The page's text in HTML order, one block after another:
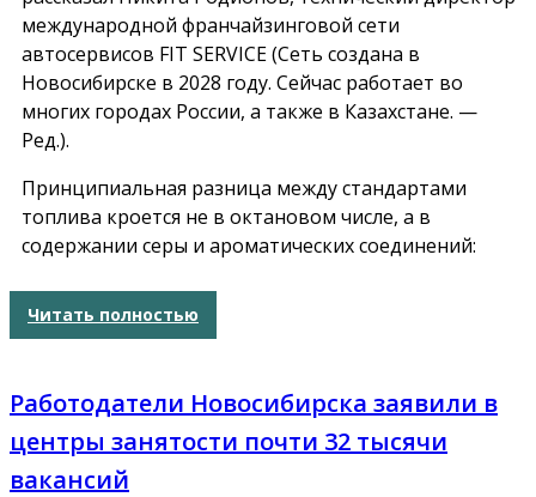
международной франчайзинговой сети
автосервисов FIT SERVICE (Сеть создана в
Новосибирске в 2028 году. Сейчас работает во
многих городах России, а также в Казахстане. —
Ред.).
Принципиальная разница между стандартами
топлива кроется не в октановом числе, а в
содержании серы и ароматических соединений:
Читать полностью
Работодатели Новосибирска заявили в
центры занятости почти 32 тысячи
вакансий